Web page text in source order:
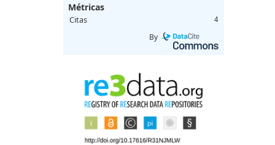
Métricas
Citas 4
By